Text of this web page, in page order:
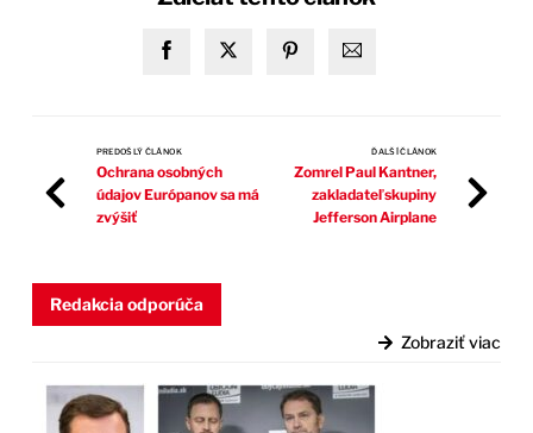
PREDOŠLÝ ČLÁNOK
Ochrana osobných
údajov Európanov sa má
zvýšiť
ĎALŠÍ ČLÁNOK
Zomrel Paul Kantner,
zakladateľ skupiny
Jefferson Airplane
Redakcia odporúča
Zobraziť viac